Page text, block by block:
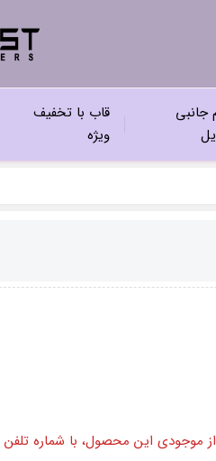
جانبی
قاب با تخفیف
ویژه
موجودی این محصول، با شماره تلفن